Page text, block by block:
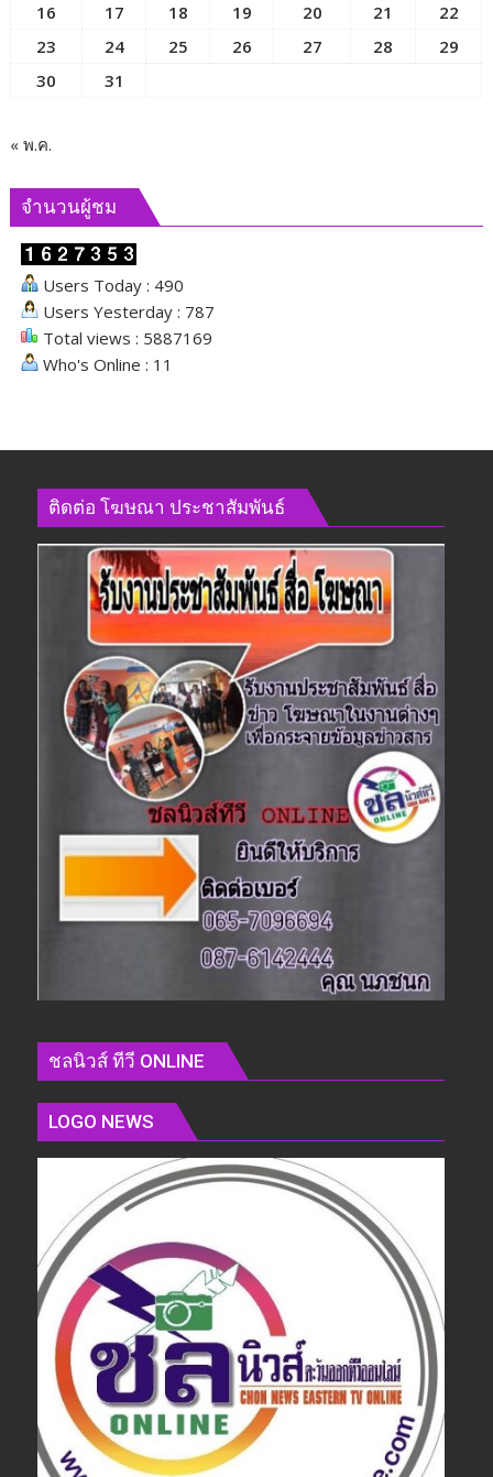
ขับ
เคลื่อน
16
17 18 19 20 21
22
23
24 25 26 27 28
29
30
31
« พ.ค.
จำนวนผู้ชม
Users Today : 490
Users Yesterday : 787
Total views : 5887169
Who's Online : 11
ติดต่อ​ โฆษณา​ ประชาสัมพันธ์
ชลนิวส์ ทีวี ONLINE
LOGO NEWS